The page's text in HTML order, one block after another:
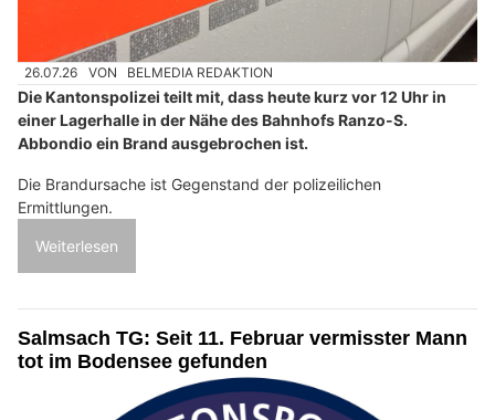
26.07.26 VON BELMEDIA REDAKTION
Die Kantonspolizei teilt mit, dass heute kurz vor 12 Uhr in
einer Lagerhalle in der Nähe des Bahnhofs Ranzo-S.
Abbondio ein Brand ausgebrochen ist.
Die Brandursache ist Gegenstand der polizeilichen
Ermittlungen.
Weiterlesen
Salmsach TG: Seit 11. Februar vermisster Mann
tot im Bodensee gefunden